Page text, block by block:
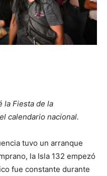
la Fiesta de la
calendario nacional.
tuvo un arranque
la Isla 132 empezó
fue constante durante